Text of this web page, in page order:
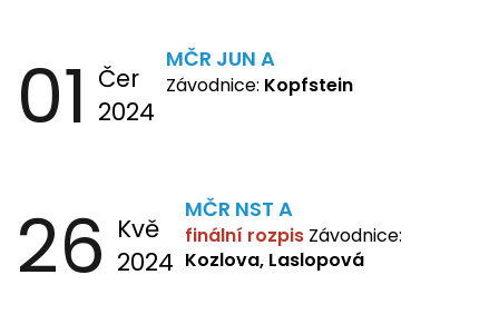
01 Čer
2024
MČR JUN A
Závodnice: Kopfstein
26 Kvě
2024
MČR NST A
finální rozpis Závodnice:
Kozlova, Laslopová